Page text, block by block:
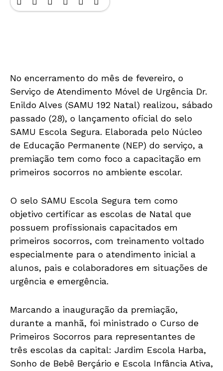
No encerramento do mês de fevereiro, o
Serviço de Atendimento Móvel de Urgência Dr.
Enildo Alves (SAMU 192 Natal) realizou, sábado
passado (28), o lançamento oficial do selo
SAMU Escola Segura. Elaborada pelo Núcleo
de Educação Permanente (NEP) do serviço, a
premiação tem como foco a capacitação em
primeiros socorros no ambiente escolar.
O selo SAMU Escola Segura tem como
objetivo certificar as escolas de Natal que
possuem profissionais capacitados em
primeiros socorros, com treinamento voltado
especialmente para o atendimento inicial a
alunos, pais e colaboradores em situações de
urgência e emergência.
Marcando a inauguração da premiação,
durante a manhã, foi ministrado o Curso de
Primeiros Socorros para representantes de
três escolas da capital: Jardim Escola Harba,
Sonho de Bebê Berçário e Escola Infância Ativa,